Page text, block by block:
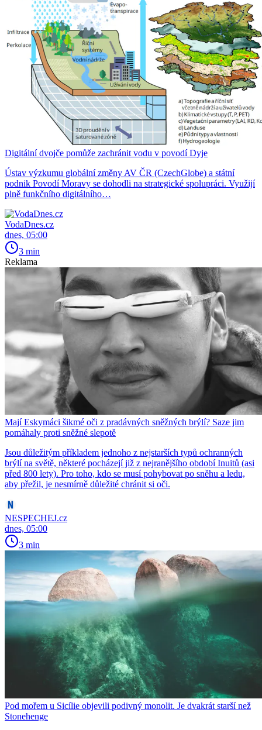
Digitální dvojče pomůže zachránit vodu v povodí Dyje
Ústav výzkumu globální změny AV ČR (CzechGlobe) a státní
podnik Povodí Moravy se dohodli na strategické spolupráci. Využijí
plně funkčního digitálního…
VodaDnes.cz
dnes, 05:00
3 min
Reklama
Mají Eskymáci šikmé oči z pradávných sněžných brýlí? Saze jim
pomáhaly proti sněžné slepotě
Jsou důležitým příkladem jednoho z nejstarších typů ochranných
brýlí na světě, některé pocházejí již z nejranějšího období Inuitů (asi
před 800 lety). Pro toho, kdo se musí pohybovat po sněhu a ledu,
aby přežil, je nesmírně důležité chránit si oči.
NESPECHEJ.cz
dnes, 05:00
3 min
Pod mořem u Sicílie objevili podivný monolit. Je dvakrát starší než
Stonehenge